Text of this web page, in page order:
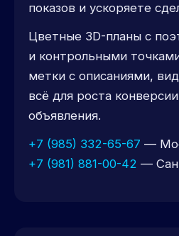
показов и ускоряете
Цветные 3D-планы с
и контрольными
метки с описаниями,
всё для роста
объявления.
+7 (985) 332-65-67 —
+7 (981) 881-00-42 —